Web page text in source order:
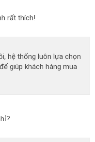
rất thích!
hệ thống luôn lựa chọn
giúp khách hàng mua